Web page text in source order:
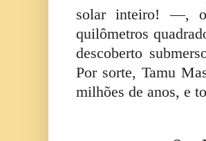
solar inteiro! —,
quilômetros
descoberto
Por sorte, Tamu
milhões de anos, e